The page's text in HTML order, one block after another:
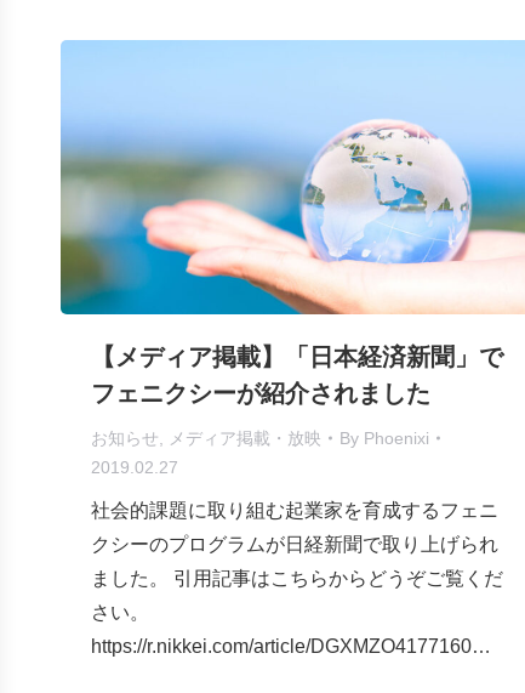
【メディア掲載】「日本経済新聞」で
フェニクシーが紹介されました
お知らせ メディア掲載・放映 By Phoenixi
2019.02.27
社会的課題に取り組む起業家を育成するフェニ
クシーのプログラムが日経新聞で取り上げられ
ました。 引用記事はこちらからどうぞご覧くだ
さい。
https://r.nikkei.com/article/DGXMZO4177160…